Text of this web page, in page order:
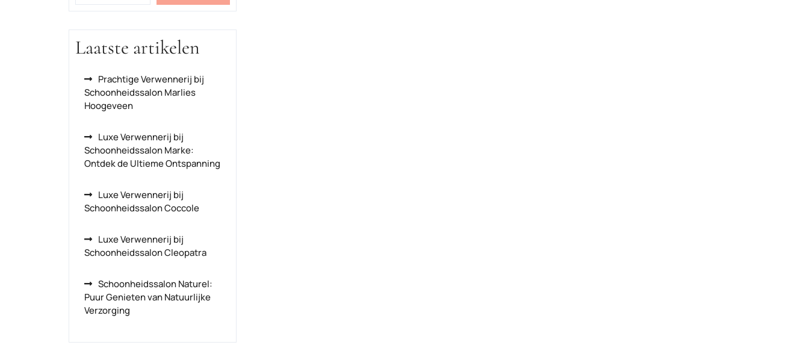
Laatste artikelen
Prachtige Verwennerij bij
Schoonheidssalon Marlies
Hoogeveen
Luxe Verwennerij bij
Schoonheidssalon Marke:
Ontdek de Ultieme Ontspanning
Luxe Verwennerij bij
Schoonheidssalon Coccole
Luxe Verwennerij bij
Schoonheidssalon Cleopatra
Schoonheidssalon Naturel:
Puur Genieten van Natuurlijke
Verzorging